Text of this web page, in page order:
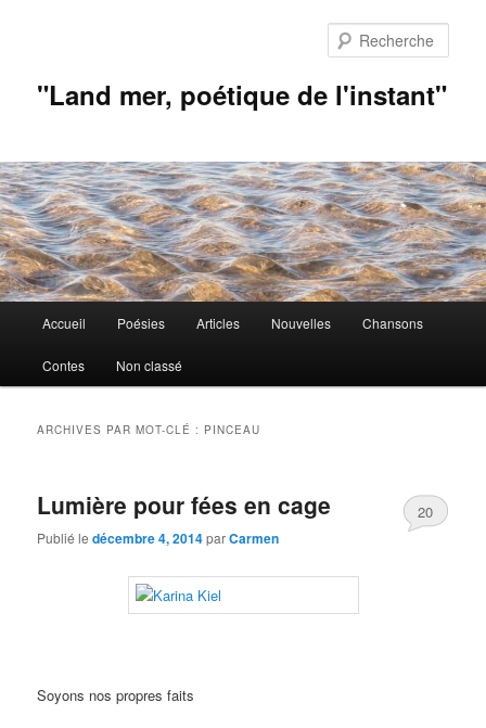
"Land mer, poétique de l'instant"
principal
Accueil Poésies Articles Nouvelles Chansons
Contes Non classé
ARCHIVES PAR MOT-CLÉ : PINCEAU
Lumière pour fées en cage
Publié ledécembre 4, 2014parCarmen
20
Soyons nos propres faits